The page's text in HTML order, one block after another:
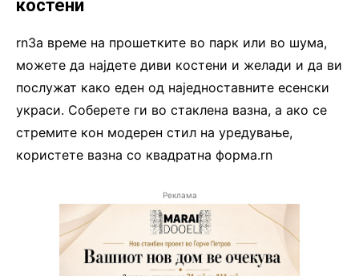
костени
rnЗа време на прошетките во парк или во шума,
можете да најдете диви костени и желади и да ви
послужат како еден од наједноставните есенски
украси. Соберете ги во стаклена вазна, а ако се
стремите кон модерен стил на уредување,
користете вазна со квадратна форма.rn
Реклама